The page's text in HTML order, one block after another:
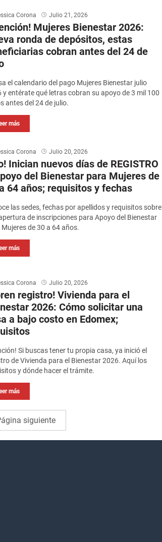
Corona Julio 21, 2026
Mujeres Bienestar 2026:
ronda de depósitos, estas
cobran antes del 24 de
el calendario del pago Mujeres Bienestar julio
y entérate qué letras cobran su apoyo de 3 mil 100
antes del 24 de julio.
más
Corona Julio 20, 2026
Inician nuevos días de REGISTRO
del Bienestar para Mujeres de
64 años; requisitos y fechas
las sedes, fechas por apellidos y requisitos sobre
de inscripciones para Apoyo del Bienestar
de 30 a 64 años.
más
Corona Julio 20, 2026
registro! Vivienda para el
2026: Cómo solicitar una
a bajo costo en Edomex;
Si buscas tener tu propia casa, ya inició el
de Vivienda para el Bienestar 2026. Aquí los
y dónde hacer el trámite.
más
siguiente